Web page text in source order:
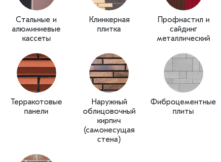
Стальные и
алюминиевые
кассеты
Клинкерная
плитка
Профнастил и
сайдинг
металлический
Терракотовые
панели
Наружный
облицовочный
кирпич
(самонесущая
стена)
Фиброцементные
плиты